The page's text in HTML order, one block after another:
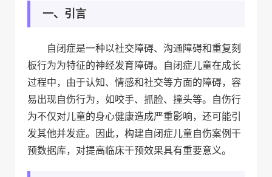
一、引言
自闭症是一种以社交障碍、沟通障碍和重复刻
板行为为特征的神经发育障碍。自闭症儿童在成长
过程中，由于认知、情感和社交等方面的障碍，容
易出现自伤行为，如咬手、抓脸、撞头等。自伤行
为不仅对儿童的身心健康造成严重影响，还可能引
发其他并发症。因此，构建自闭症儿童自伤案例干
预数据库，对提高临床干预效果具有重要意义。